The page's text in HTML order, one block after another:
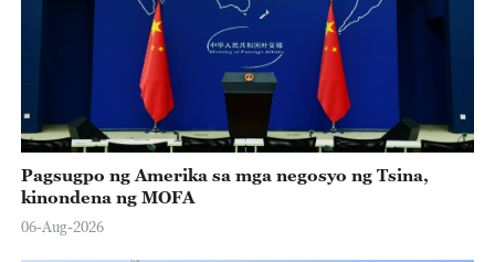
Pagsugpo ng Amerika sa mga negosyo ng Tsina,
kinondena ng MOFA
06-Aug-2026